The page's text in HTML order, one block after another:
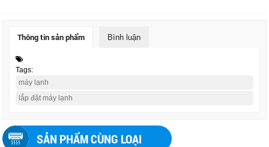
Thông tin sản phẩm Bình luận
Tags:
máy lạnh
lắp đặt máy lạnh
SẢN PHẨM CÙNG LOẠI